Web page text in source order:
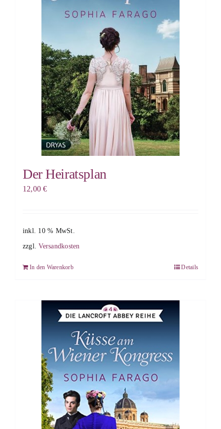
Der Heiratsplan
12,00€
inkl. 10 % MwSt.
zzgl.Versandkosten
In den Warenkorb Details